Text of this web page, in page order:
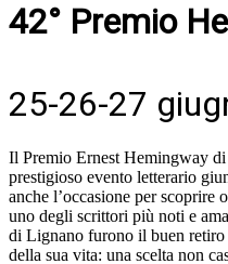
42° Premio
25-26-27
Il Premio Ernest Hemingway
prestigioso evento letterario
anche l’occasione per scoprire
uno degli scrittori più noti e
di Lignano furono il buen
della sua vita: una scelta non